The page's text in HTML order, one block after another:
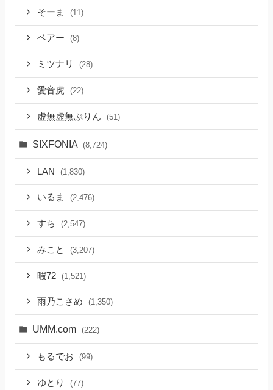
そーま (11)
ベアー (8)
ミツナリ (28)
愛音虎 (22)
虚無虚無ぷりん (51)
SIXFONIA (8,724)
LAN (1,830)
いるま (2,476)
すち (2,547)
みこと (3,207)
暇72 (1,521)
雨乃こさめ (1,350)
UMM.com (222)
もるでお (99)
ゆとり (77)